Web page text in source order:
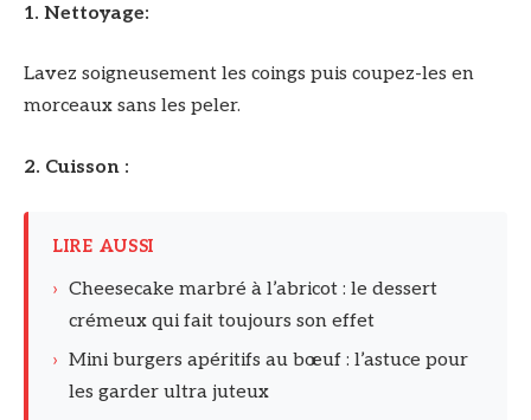
1. Nettoyage:
Lavez soigneusement les coings puis coupez-les en
morceaux sans les peler.
2. Cuisson :
LIRE AUSSI
› Cheesecake marbré à l’abricot : le dessert
crémeux qui fait toujours son effet
› Mini burgers apéritifs au bœuf : l’astuce pour
les garder ultra juteux